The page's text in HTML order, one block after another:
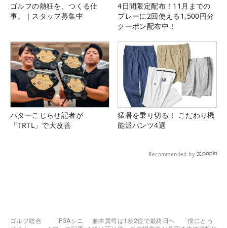
ゴルフの熱狂を、つくる仕
事。｜スタッフ募集中
4日間限定配布！11月までの
プレーに2回使える1,500円分
クーポン配布中！
パターこじらせ記者が
「TRTL」で大改善
猛暑を乗り切る！ こだわり機
能派パンツ4選
Recommended by
ゴルフ総合
「PGAシニ
兼本貴司は1差2位で最終日へ 「僕にとっ